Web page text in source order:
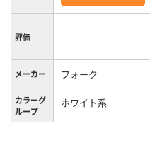
評価
メーカー フォーク
カラーグ
ループ
ホワイト系